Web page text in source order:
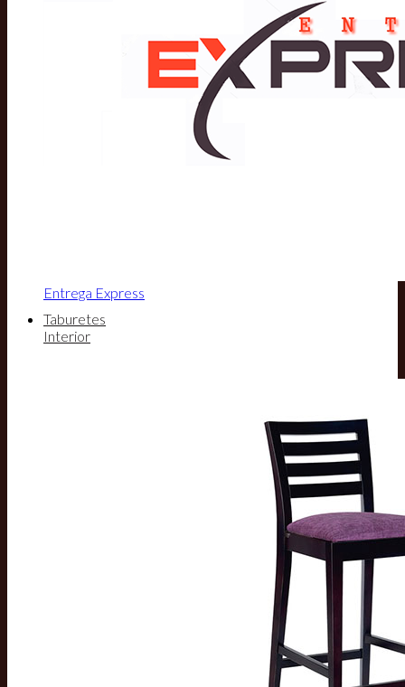
Entrega Express
Taburetes
Interior